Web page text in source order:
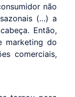
não
(…) a
Então,
marketing do
comerciais,